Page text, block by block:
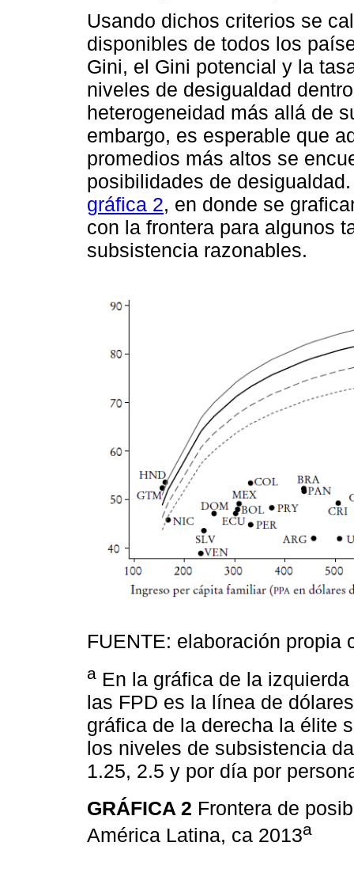
Usando dichos criterios se
disponibles de todos los
Gini, el Gini potencial y la
niveles de desigualdad
heterogeneidad más allá de
embargo, es esperable que
promedios más altos se
posibilidades de
gráfica 2, en donde se
con la frontera para algunos
subsistencia razonables.
FUENTE: elaboración propia
a En la gráfica de la
las FPD es la línea de
gráfica de la derecha la élite
los niveles de subsistencia
1.25, 2.5 y por día por
GRÁFICA 2 Frontera de
América Latina, ca 2013a